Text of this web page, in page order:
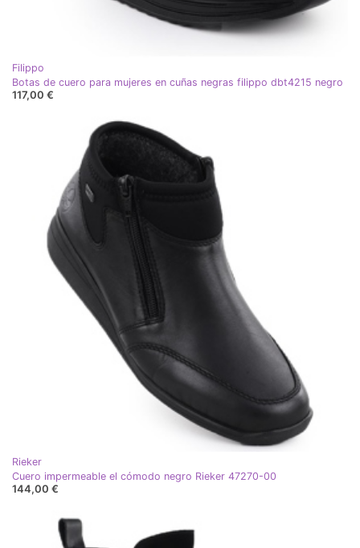
Filippo
Botas de cuero para mujeres en cuñas negras filippo dbt4215 negro
117,00 €
Rieker
Cuero impermeable el cómodo negro Rieker 47270-00
144,00 €